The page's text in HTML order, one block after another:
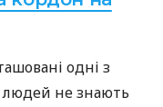
одні з
людей не знають